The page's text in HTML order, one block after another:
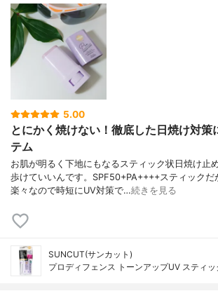
5.00
とにかく焼けない！徹底した日焼け対策
テム
お肌が明るく下地にもなるスティック状日焼け止
歩けていいんです。SPF50+PA++++スティックだ
楽々なので時短にUV対策で…続きを見る
SUNCUT(サンカット)
プロディフェンス トーンアップUV スティッ